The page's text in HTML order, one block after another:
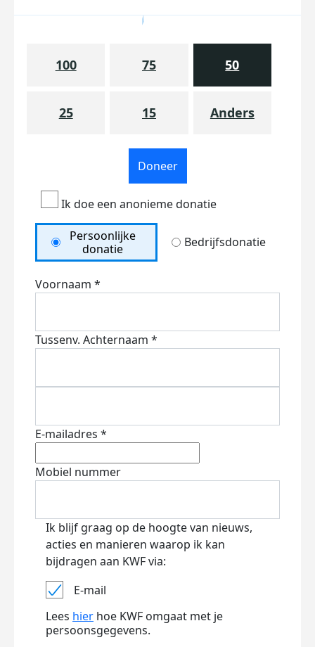
100 75 50
25 15 Anders
Doneer
Ik doe een anonieme donatie
Persoonlijke
donatie
Bedrijfsdonatie
Voornaam *
Tussenv. Achternaam *
E-mailadres *
Mobiel nummer
Ik blijf graag op de hoogte van nieuws,
acties en manieren waarop ik kan
bijdragen aan KWF via:
E-mail
Lees hier hoe KWF omgaat met je
persoonsgegevens.